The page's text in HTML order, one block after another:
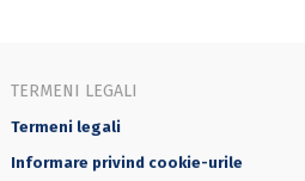
TERMENI LEGALI
Termeni legali
Informare privind cookie-urile